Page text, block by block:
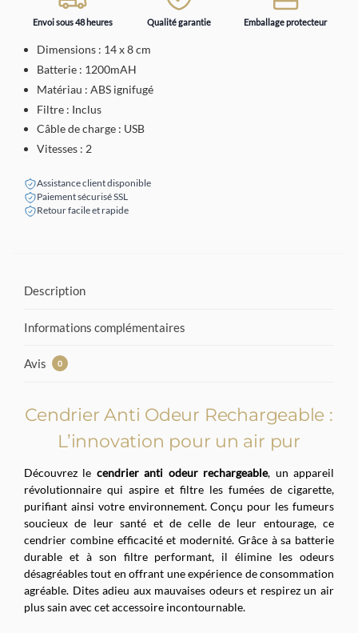
Envoi sous 48 heures Qualité garantie Emballage protecteur
Dimensions : 14 x 8 cm
Batterie : 1200mAH
Matériau : ABS ignifugé
Filtre : Inclus
Câble de charge : USB
Vitesses : 2
Assistance client disponible
Paiement sécurisé SSL
Retour facile et rapide
Description
Informations complémentaires
Avis 0
Cendrier Anti Odeur Rechargeable :
L’innovation pour un air pur
Découvrez le cendrier anti odeur rechargeable, un appareil
révolutionnaire qui aspire et filtre les fumées de cigarette,
purifiant ainsi votre environnement. Conçu pour les fumeurs
soucieux de leur santé et de celle de leur entourage, ce
cendrier combine efficacité et modernité. Grâce à sa batterie
durable et à son filtre performant, il élimine les odeurs
désagréables tout en offrant une expérience de consommation
agréable. Dites adieu aux mauvaises odeurs et respirez un air
plus sain avec cet accessoire incontournable.